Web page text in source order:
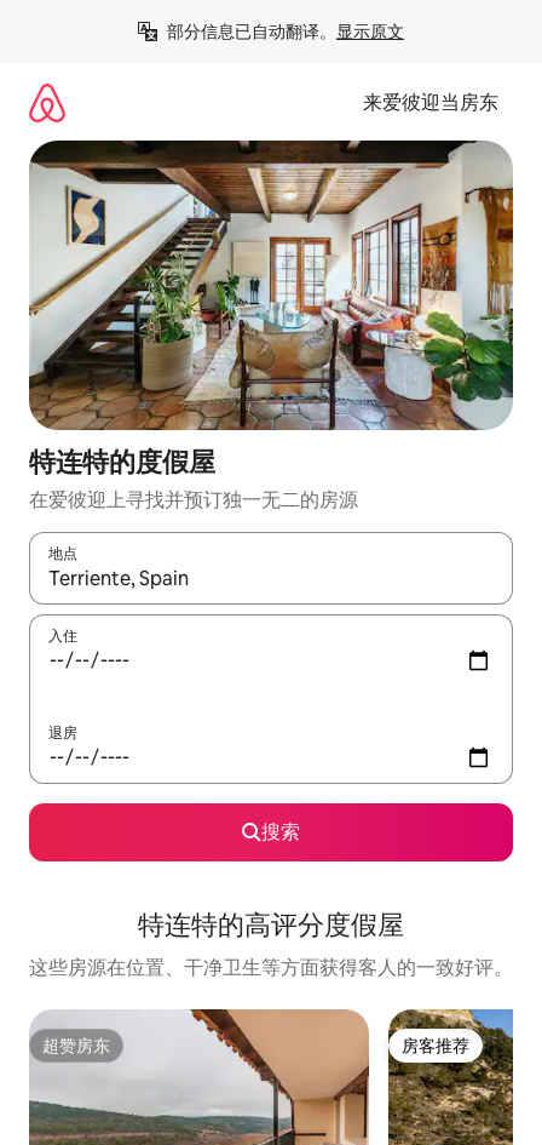
部分信息已自动翻译。 显示原文
来爱彼迎当房东
特连特的度假屋
在爱彼迎上寻找并预订独一无二的房源
地点
如有搜索结果，请使用上下方向键查看，或通过点击或滑动手势
入住
退房
搜索
特连特的高评分度假屋
这些房源在位置、干净卫生等方面获得客人的一致好评。
超赞房东
超赞房东 房客推荐
房客推荐